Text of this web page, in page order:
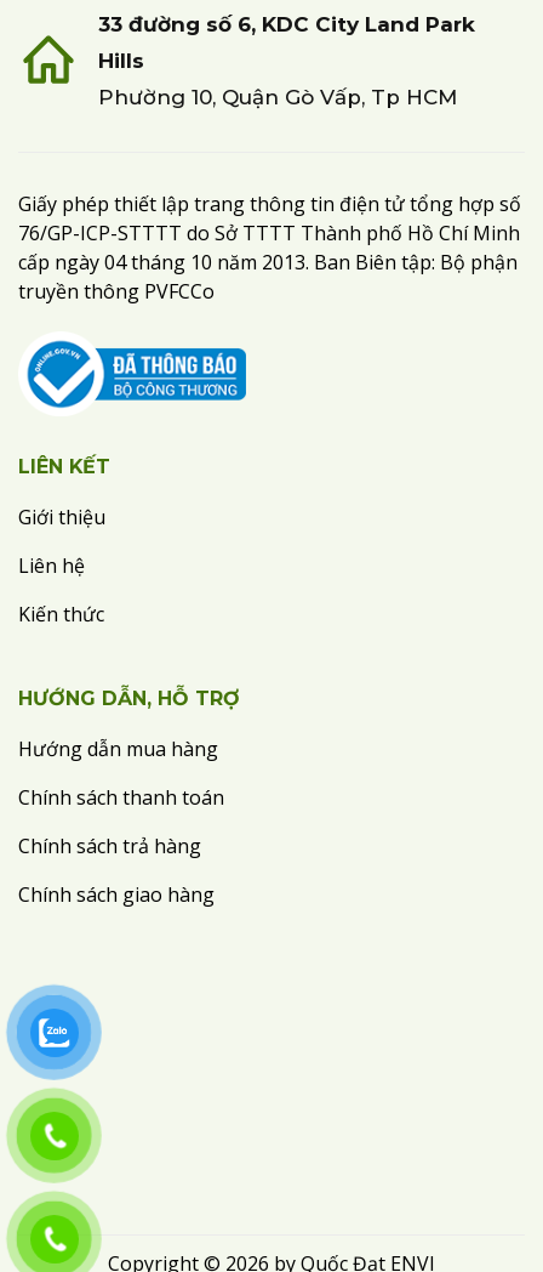
33 đường số 6, KDC City Land Park
Hills
Phường 10, Quận Gò Vấp, Tp HCM
Giấy phép thiết lập trang thông tin điện tử tổng hợp số
76/GP-ICP-STTTT do Sở TTTT Thành phố Hồ Chí Minh
cấp ngày 04 tháng 10 năm 2013. Ban Biên tập: Bộ phận
truyền thông PVFCCo
LIÊN KẾT
Giới thiệu
Liên hệ
Kiến thức
HƯỚNG DẪN, HỖ TRỢ
Hướng dẫn mua hàng
Chính sách thanh toán
Chính sách trả hàng
Chính sách giao hàng
Copyright © 2026 by Quốc Đạt ENVI